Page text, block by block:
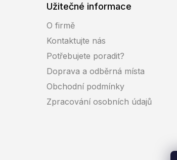
Užitečné informace
O firmě
Kontaktujte nás
Potřebujete poradit?
Doprava a odběrná místa
Obchodní podmínky
Zpracování osobních údajů